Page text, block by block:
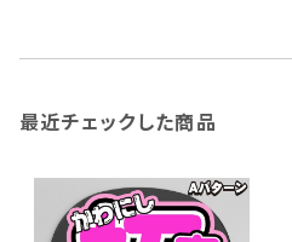
最近チェックした商品